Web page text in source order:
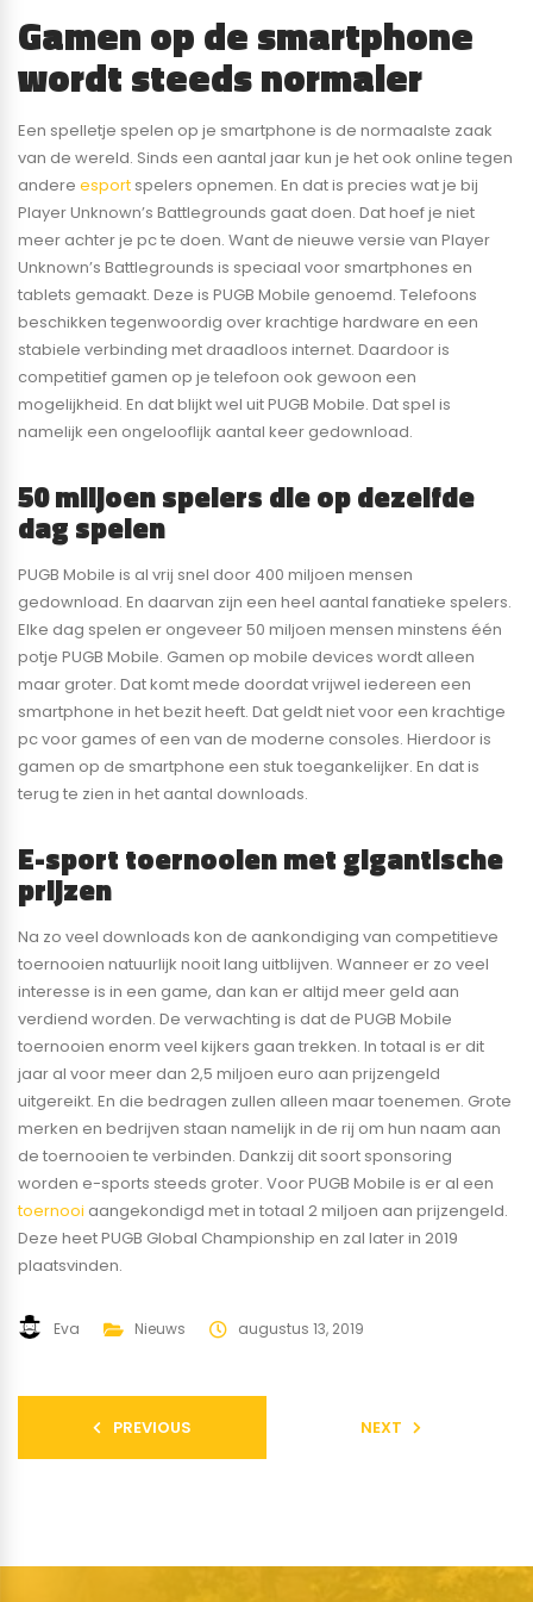
Gamen op de smartphone
wordt steeds normaler
Een spelletje spelen op je smartphone is de normaalste zaak
van de wereld. Sinds een aantal jaar kun je het ook online tegen
andere esport spelers opnemen. En dat is precies wat je bij
Player Unknown’s Battlegrounds gaat doen. Dat hoef je niet
meer achter je pc te doen. Want de nieuwe versie van Player
Unknown’s Battlegrounds is speciaal voor smartphones en
tablets gemaakt. Deze is PUGB Mobile genoemd. Telefoons
beschikken tegenwoordig over krachtige hardware en een
stabiele verbinding met draadloos internet. Daardoor is
competitief gamen op je telefoon ook gewoon een
mogelijkheid. En dat blijkt wel uit PUGB Mobile. Dat spel is
namelijk een ongelooflijk aantal keer gedownload.
50 miljoen spelers die op dezelfde
dag spelen
PUGB Mobile is al vrij snel door 400 miljoen mensen
gedownload. En daarvan zijn een heel aantal fanatieke spelers.
Elke dag spelen er ongeveer 50 miljoen mensen minstens één
potje PUGB Mobile. Gamen op mobile devices wordt alleen
maar groter. Dat komt mede doordat vrijwel iedereen een
smartphone in het bezit heeft. Dat geldt niet voor een krachtige
pc voor games of een van de moderne consoles. Hierdoor is
gamen op de smartphone een stuk toegankelijker. En dat is
terug te zien in het aantal downloads.
E-sport toernooien met gigantische
prijzen
Na zo veel downloads kon de aankondiging van competitieve
toernooien natuurlijk nooit lang uitblijven. Wanneer er zo veel
interesse is in een game, dan kan er altijd meer geld aan
verdiend worden. De verwachting is dat de PUGB Mobile
toernooien enorm veel kijkers gaan trekken. In totaal is er dit
jaar al voor meer dan 2,5 miljoen euro aan prijzengeld
uitgereikt. En die bedragen zullen alleen maar toenemen. Grote
merken en bedrijven staan namelijk in de rij om hun naam aan
de toernooien te verbinden. Dankzij dit soort sponsoring
worden e-sports steeds groter. Voor PUGB Mobile is er al een
toernooi aangekondigd met in totaal 2 miljoen aan prijzengeld.
Deze heet PUGB Global Championship en zal later in 2019
plaatsvinden.
Eva Nieuws augustus 13, 2019
PREVIOUS NEXT